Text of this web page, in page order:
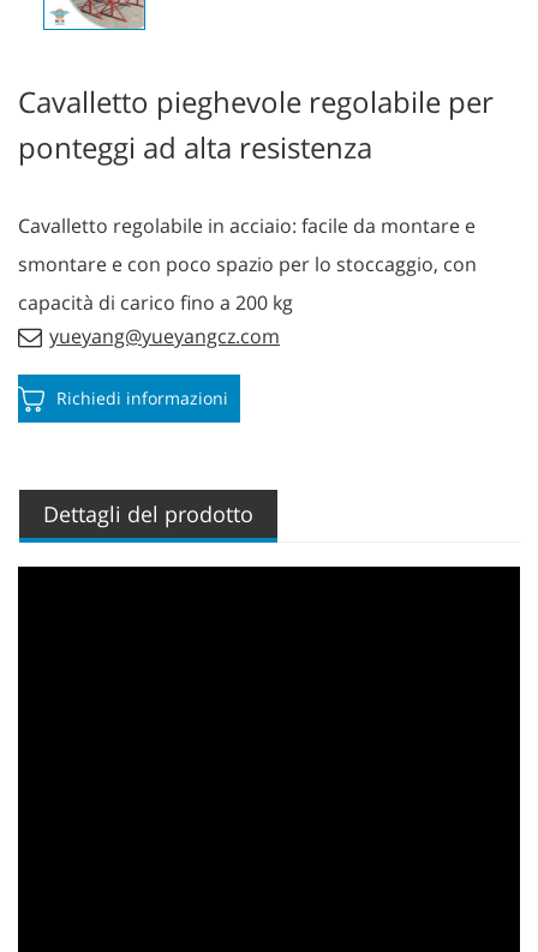
Cavalletto pieghevole regolabile per
ponteggi ad alta resistenza
Cavalletto regolabile in acciaio: facile da montare e
smontare e con poco spazio per lo stoccaggio, con
capacità di carico fino a 200 kg
yueyang@yueyangcz.com
Richiedi informazioni
Dettagli del prodotto